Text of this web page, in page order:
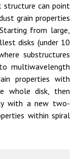
can point
grain properties
from large,
disks (under 10
substructures
multiwavelength
properties with
whole disk, then
with a new two-
within spiral